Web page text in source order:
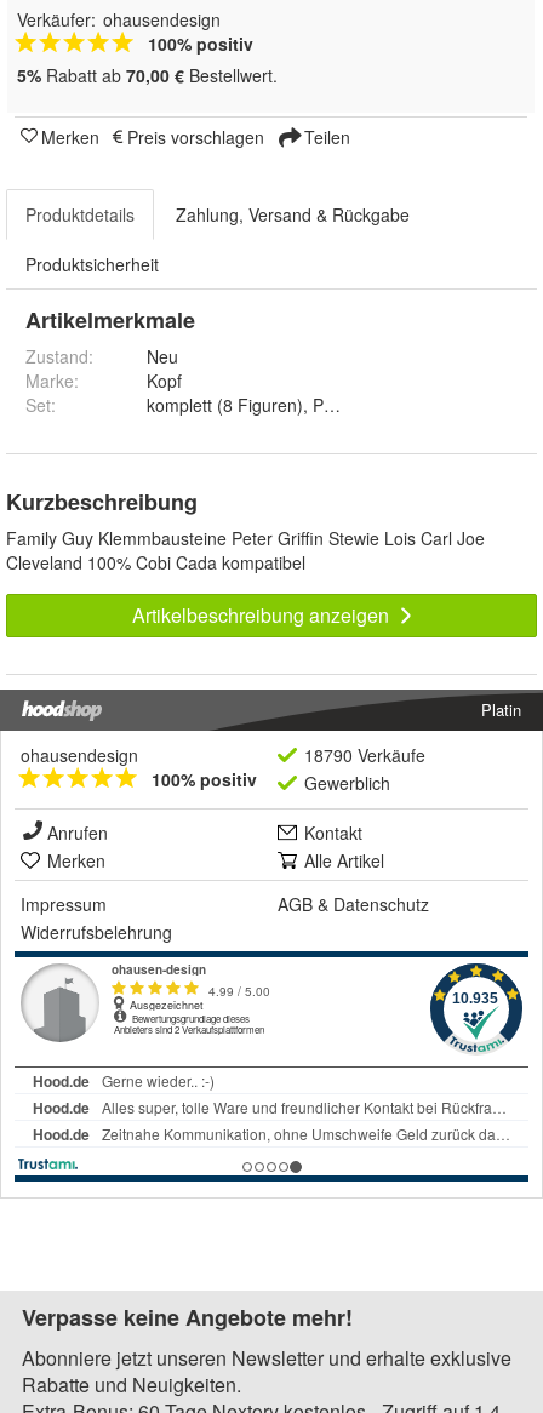
Verkäufer: ohausendesign
100% positiv
5% Rabatt ab 70,00 € Bestellwert.
Merken Preis vorschlagen Teilen
Produktdetails Zahlung, Versand & Rückgabe
Produktsicherheit
Artikelmerkmale
Zustand:
Neu
Marke:
Kopf
Set:
Kurzbeschreibung
Family Guy Klemmbausteine Peter Griffin Stewie Lois Carl Joe
Cleveland 100% Cobi Cada kompatibel
Artikelbeschreibung anzeigen
Platin
ohausendesign
100% positiv
18790 Verkäufe
Gewerblich
Anrufen
Kontakt
Merken
Alle Artikel
Impressum
AGB & Datenschutz
Widerrufsbelehrung
Verpasse keine Angebote mehr!
Abonniere jetzt unseren Newsletter und erhalte exklusive
Rabatte und Neuigkeiten.